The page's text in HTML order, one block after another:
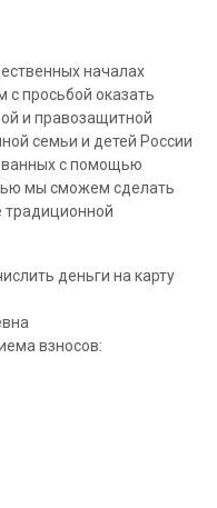
началах
просьбой оказать
и правозащитной
семьи и детей России
с помощью
мы сможем сделать
деньги на карту
взносов: